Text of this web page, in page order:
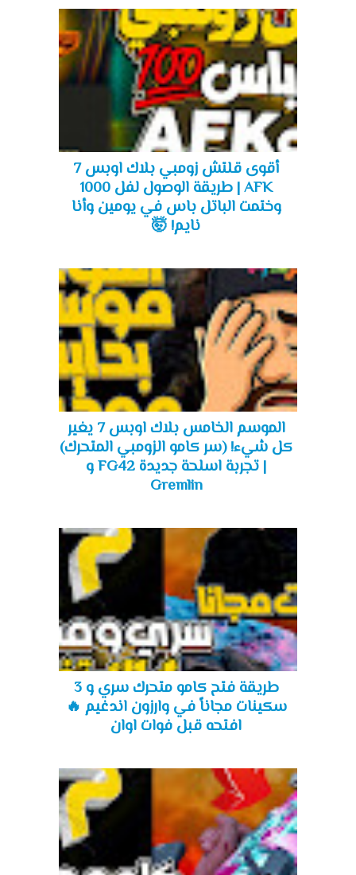
أقوى قلتش زومبي بلاك اوبس 7
AFK | طريقة الوصول لفل 1000
وختمت الباتل باس في يومين وأنا
نايم! 🤯
الموسم الخامس بلاك اوبس 7 يغير
كل شيء! (سر كامو الزومبي المتحرك)
| تجربة اسلحة جديدة FG42 و
Gremlin
طريقة فتح كامو متحرك سري و 3
سكينات مجاناً في وارزون اندغيم 🔥
افتحه قبل فوات اوان